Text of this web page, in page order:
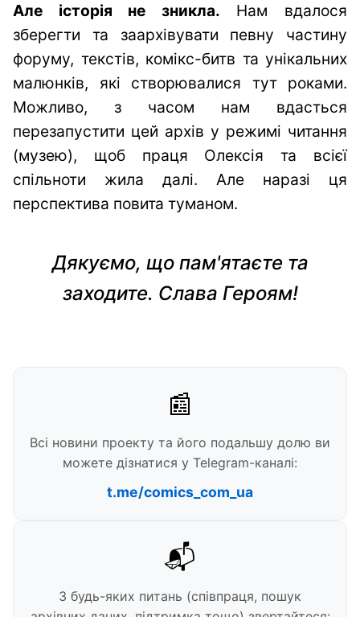
Але історія не зникла. Нам вдалося
зберегти та заархівувати певну частину
форуму, текстів, комікс-битв та унікальних
малюнків, які створювалися тут роками.
Можливо, з часом нам вдасться
перезапустити цей архів у режимі читання
(музею), щоб праця Олексія та всієї
спільноти жила далі. Але наразі ця
перспектива повита туманом.
Дякуємо, що пам'ятаєте та
заходите. Слава Героям!
📰
Всі новини проекту та його подальшу долю ви
можете дізнатися у Telegram-каналі:
t.me/comics_com_ua
📬
З будь-яких питань (співпраця, пошук